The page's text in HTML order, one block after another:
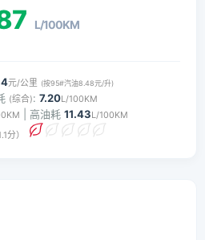
L/100KM
元/公里 (按95#汽油8.48元/升)
(综合): 7.20L/100KM
| 高油耗 11.43L/100KM
分）